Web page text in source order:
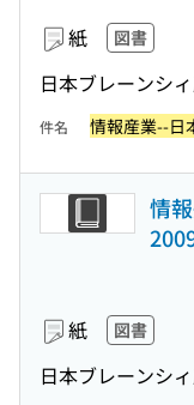
紙 図書
日本ブレーンシ
件名 情報産業--日
情
紙 図書
日本ブレーンシ